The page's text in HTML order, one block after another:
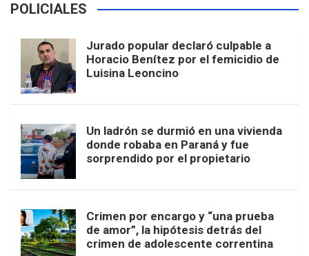
POLICIALES
Jurado popular declaró culpable a
Horacio Benítez por el femicidio de
Luisina Leoncino
Un ladrón se durmió en una vivienda
donde robaba en Paraná y fue
sorprendido por el propietario
Crimen por encargo y “una prueba
de amor”, la hipótesis detrás del
crimen de adolescente correntina